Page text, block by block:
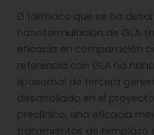
El fármaco que se ha
nanoformulación de GLA
eficacia en comparación
referencia con GLA no
liposomal de tercera
desarrollado en el
preclínico, una eficacia
tratamientos de remplazo